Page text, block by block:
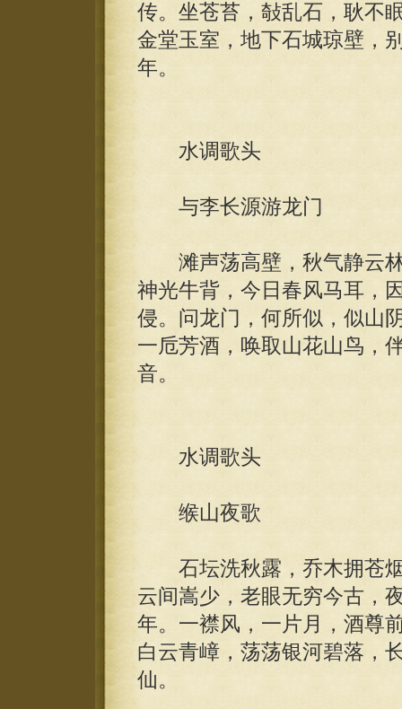
传。坐苍苔，敧乱石，耿不
金堂玉室，地下石城琼壁，
年。
水调歌头
与李长源游龙门
滩声荡高壁，秋气静云林
神光牛背，今日春风马耳，
侵。问龙门，何所似，似山
一卮芳酒，唤取山花山鸟，
音。
水调歌头
缑山夜歌
石坛洗秋露，乔木拥苍烟
云间嵩少，老眼无穷今古，
年。一襟风，一片月，酒尊
白云青嶂，荡荡银河碧落，
仙。